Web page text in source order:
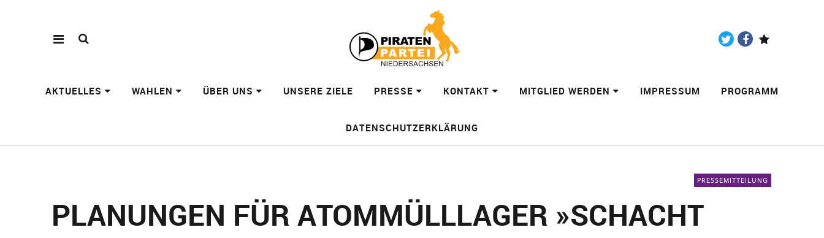
AKTUELLES WAHLEN ÜBER UNS UNSERE ZIELE PRESSE KONTAKT MITGLIED WERDEN IMPRESSUM PROGRAMM
DATENSCHUTZERKLÄRUNG
PRESSEMITTEILUNG
PLANUNGEN FÜR ATOMMÜLLLAGER »SCHACHT